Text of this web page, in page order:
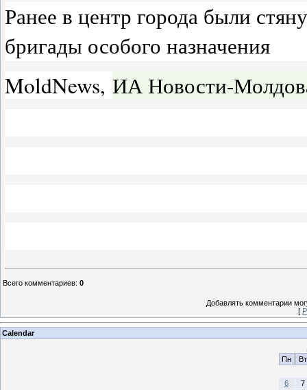
Ранее в центр города были
бригады особого назначения
MoldNews, ИА Новости-
Всего комментариев: 0
Добавлять комментарии
[
Calendar
Пн
Вт
6 7